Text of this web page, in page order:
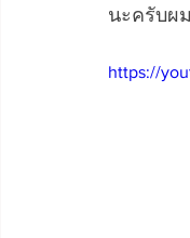
นะครับผม
https://